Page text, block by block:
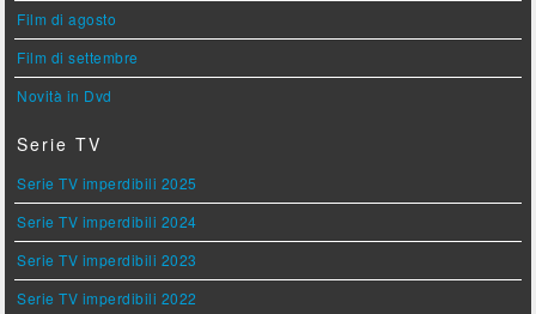
Film di agosto
Film di settembre
Novità in Dvd
Serie TV
Serie TV imperdibili 2025
Serie TV imperdibili 2024
Serie TV imperdibili 2023
Serie TV imperdibili 2022